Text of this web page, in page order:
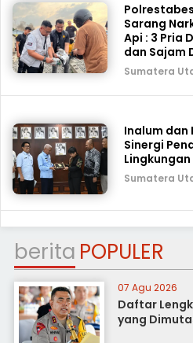
Sarang
Api : 3 Pria
dan Sajam
Sumatera
Inalum dan
Sinergi
Lingkungan
Sumatera
berita POPULER
07 Agu 2026
Daftar
yang